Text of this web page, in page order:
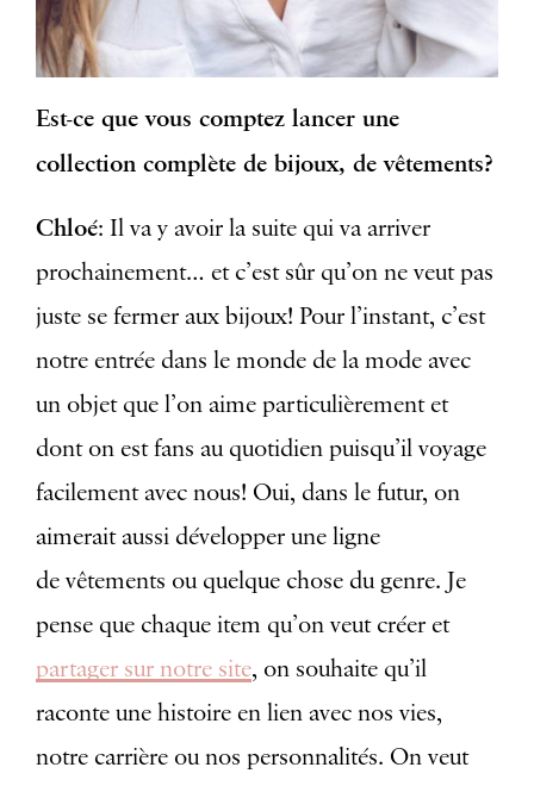
Est-ce que vous comptez lancer une
collection complète de bijoux, de vêtements?
Chloé: Il va y avoir la suite qui va arriver
prochainement… et c’est sûr qu’on ne veut pas
juste se fermer aux bijoux! Pour l’instant, c’est
notre entrée dans le monde de la mode avec
un objet que l’on aime particulièrement et
dont on est fans au quotidien puisqu’il voyage
facilement avec nous! Oui, dans le futur, on
aimerait aussi développer une ligne
de vêtements ou quelque chose du genre. Je
pense que chaque item qu’on veut créer et
partager sur notre site, on souhaite qu’il
raconte une histoire en lien avec nos vies,
notre carrière ou nos personnalités. On veut